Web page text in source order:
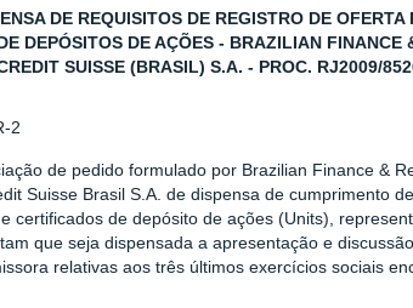
DE REQUISITOS DE REGISTRO DE
DEPÓSITOS DE AÇÕES - BRAZILIAN FINANCE
SUISSE (BRASIL) S.A. - PROC. RJ2009/
2
de pedido formulado por Brazilian Finance &
Suisse Brasil S.A. de dispensa de cumprimento
certificados de depósito de ações (Units),
que seja dispensada a apresentação e
relativas aos três últimos exercícios sociais